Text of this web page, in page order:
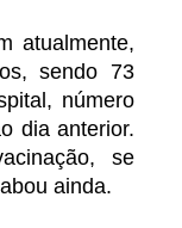
atualmente,
sendo 73
número
dia anterior.
se
ainda.